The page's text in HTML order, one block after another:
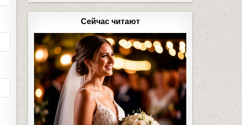
Сейчас читают